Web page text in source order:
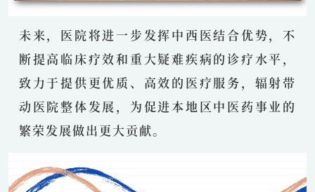
未来，医院将进一步发挥中西医结合优势，不
断提高临床疗效和重大疑难疾病的诊疗水平，
致力于提供更优质、高效的医疗服务，辐射带
动医院整体发展，为促进本地区中医药事业的
繁荣发展做出更大贡献。